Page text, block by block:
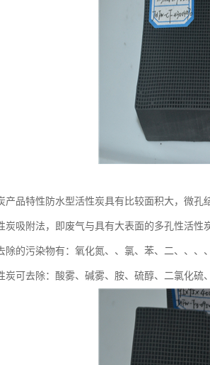
产品特性防水型活性炭具有比较面积大，微
炭吸附法，即废气与具有大表面的多孔性活
除的污染物有：氧化氮、、氯、苯、二、、
炭可去除：酸雾、碱雾、胺、硫醇、二氯化硫